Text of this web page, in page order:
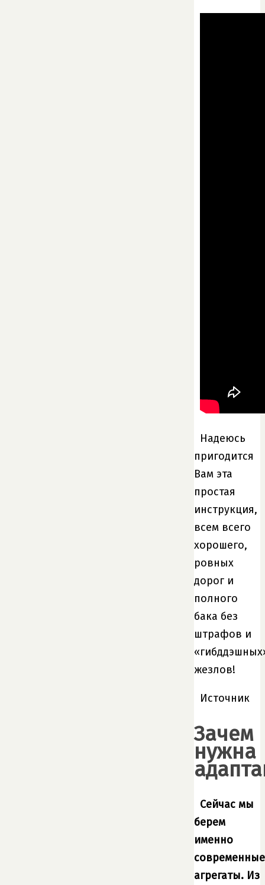
Надеюсь
пригодится
Вам эта
простая
инструкция,
всем всего
хорошего,
ровных
дорог и
полного
бака без
штрафов и
жезлов!
Источник
Зачем
нужна
Сейчас мы
берем
именно
современные
агрегаты. Из